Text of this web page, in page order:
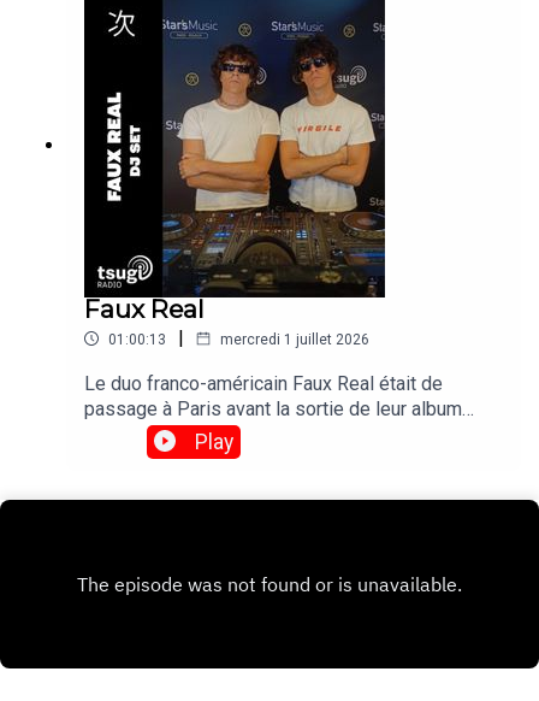
Faux Real
01:00:13 | mercredi 1 juillet 2026
Le duo franco-américain Faux Real était de
passage à Paris avant la sortie de leur album
"Poison Time" le 4 septembre. On en a profité
pour les inviter pour un DJ set exclusif avant de
Play